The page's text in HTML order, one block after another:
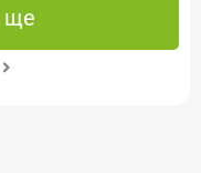
ще